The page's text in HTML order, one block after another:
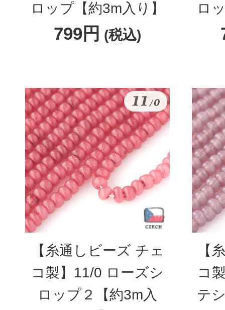
ロップ【約3m入り】
799円 (税込)
ロ
【糸通しビーズ チェ
コ製】11/0 ローズシ
ロップ２【約3m入
【
コ
テ